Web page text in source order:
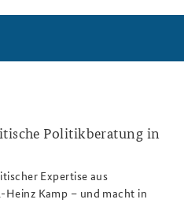
Desinformation und
Archiv
Politikberatung in
Expertise aus
Kamp – und macht in